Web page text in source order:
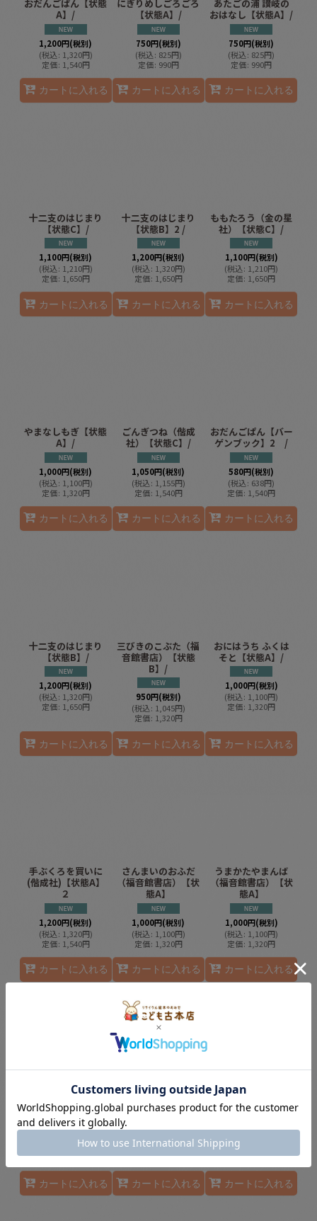
おだんごぱん【状態
A】/
1,200円(税別)
(税込: 1,320円)
定価: 1,540円
カートに入れる
にぎりめしごろごろ
【状態A】/
750円(税別)
(税込: 825円)
定価: 990円
カートに入れる
あたごの浦 讃岐の
おはなし【状態A】/
750円(税別)
(税込: 825円)
定価: 990円
カートに入れる
十二支のはじまり
【状態C】/
1,100円(税別)
(税込: 1,210円)
定価: 1,650円
カートに入れる
十二支のはじまり
【状態B】2 /
1,200円(税別)
(税込: 1,320円)
定価: 1,650円
カートに入れる
ももたろう（金の星
社）【状態C】/
1,100円(税別)
(税込: 1,210円)
定価: 1,650円
カートに入れる
やまなしもぎ【状態
A】/
1,000円(税別)
(税込: 1,100円)
定価: 1,320円
カートに入れる
ごんぎつね（偕成
社）【状態C】/
1,050円(税別)
(税込: 1,155円)
定価: 1,540円
カートに入れる
おだんごぱん【バー
ゲンブック】2 /
580円(税別)
(税込: 638円)
定価: 1,540円
カートに入れる
十二支のはじまり
【状態B】/
1,200円(税別)
(税込: 1,320円)
定価: 1,650円
カートに入れる
三びきのこぶた（福
音館書店）【状態
B】/
950円(税別)
(税込: 1,045円)
定価: 1,320円
カートに入れる
おにはうち ふくは
そと【状態A】/
1,000円(税別)
(税込: 1,100円)
定価: 1,320円
カートに入れる
手ぶくろを買いに
(偕成社)【状態A】
２
1,200円(税別)
(税込: 1,320円)
定価: 1,540円
カートに入れる
さんまいのおふだ
（福音館書店）【状
態A】
1,000円(税別)
(税込: 1,100円)
定価: 1,320円
カートに入れる
うまかたやまんば
（福音館書店）【状
態A】
1,000円(税別)
(税込: 1,100円)
定価: 1,320円
カートに入れる
にぎりめしごろごろ
【状態B】2
770円)
定価:990円
カートに入れる
おやゆびひめ【状態
B】
(税別)
(税込: 1,320円)
定価:1,650円
カートに入れる
おだんごぱん【状態
C】
(税込
定価:1,320円
カートに入れる